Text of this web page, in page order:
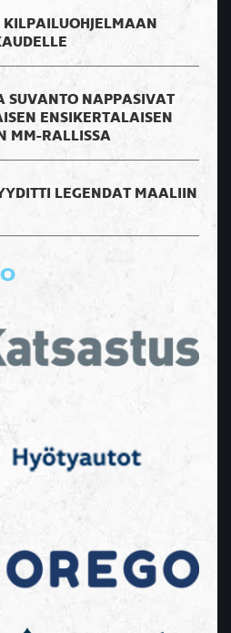
SUVANTO NAPPASIVAT
ENSIKERTALAISEN
MM-RALLISSA
LEGENDAT MAALIIN